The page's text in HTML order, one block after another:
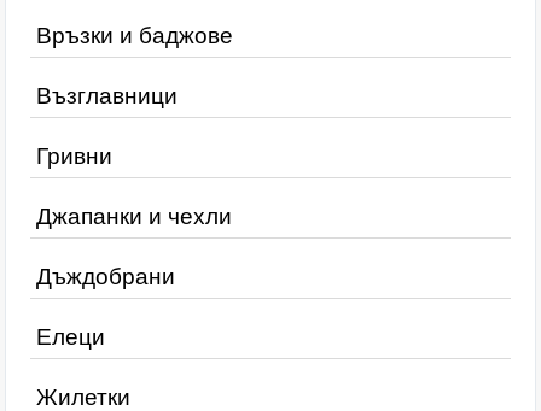
Връзки и баджове
Възглавници
Гривни
Джапанки и чехли
Дъждобрани
Елеци
Жилетки